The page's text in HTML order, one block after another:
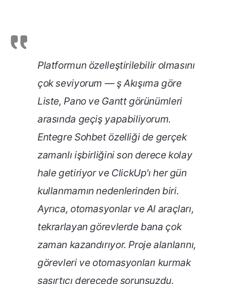
Platformun özelleştirilebilir olmasını
çok seviyorum — ş Akışıma göre
Liste, Pano ve Gantt görünümleri
arasında geçiş yapabiliyorum.
Entegre Sohbet özelliği de gerçek
zamanlı işbirliğini son derece kolay
hale getiriyor ve ClickUp'ı her gün
kullanmamın nedenlerinden biri.
Ayrıca, otomasyonlar ve AI araçları,
tekrarlayan görevlerde bana çok
zaman kazandırıyor. Proje alanlarını,
görevleri ve otomasyonları kurmak
şaşırtıcı derecede sorunsuzdu.